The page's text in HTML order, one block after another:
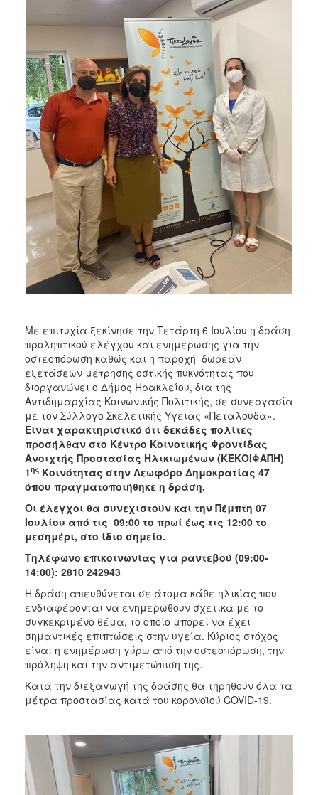
2006
ΤΟΠΟΣ
ΠΟΛΙΤΙΣΜΟΣ
ΑΝΘΕΚΤΙΚΗ
ΠΟΛΗ
Με επιτυχία ξεκίνησε την Τετάρτη 6 Ιουλίου η δράση
προληπτικού ελέγχου και ενημέρωσης για την
οστεοπόρωση καθώς και η παροχή δωρεάν
εξετάσεων μέτρησης οστικής πυκνότητας που
διοργανώνει ο Δήμος Ηρακλείου, δια της
Αντιδημαρχίας Κοινωνικής Πολιτικής, σε συνεργασία
με τον Σύλλογο Σκελετικής Υγείας «Πεταλούδα».
Είναι χαρακτηριστικό ότι δεκάδες πολίτες
προσήλθαν στο Κέντρο Κοινοτικής Φροντίδας
Ανοιχτής Προστασίας Ηλικιωμένων (ΚΕΚΟΙΦΑΠΗ)
1ης Κοινότητας στην Λεωφόρο Δημοκρατίας 47
όπου πραγματοποιήθηκε η δράση.
Οι έλεγχοι θα συνεχιστούν και την Πέμπτη 07
Ιουλίου από τις 09:00 το πρωί έως τις 12:00 το
μεσημέρι, στο ίδιο σημείο.
Τηλέφωνο επικοινωνίας για ραντεβού (09:00-
14:00): 2810 242943
Η δράση απευθύνεται σε άτομα κάθε ηλικίας που
ενδιαφέρονται να ενημερωθούν σχετικά με το
συγκεκριμένο θέμα, το οποίο μπορεί να έχει
σημαντικές επιπτώσεις στην υγεία. Κύριος στόχος
είναι η ενημέρωση γύρω από την οστεοπόρωση, την
πρόληψη και την αντιμετώπιση της.
Κατά την διεξαγωγή της δράσης θα τηρηθούν όλα τα
μέτρα προστασίας κατά του κορονοϊού COVID-19.